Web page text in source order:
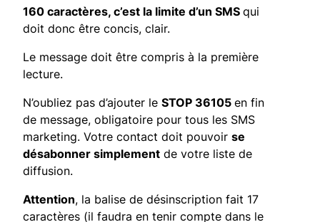
160 caractères, c’est la limite d’un SMS qui
doit donc être concis, clair.
Le message doit être compris à la première
lecture.
N’oubliez pas d’ajouter le STOP 36105 en fin
de message, obligatoire pour tous les SMS
marketing. Votre contact doit pouvoir se
désabonner simplement de votre liste de
diffusion.
Attention, la balise de désinscription fait 17
caractères (il faudra en tenir compte dans le